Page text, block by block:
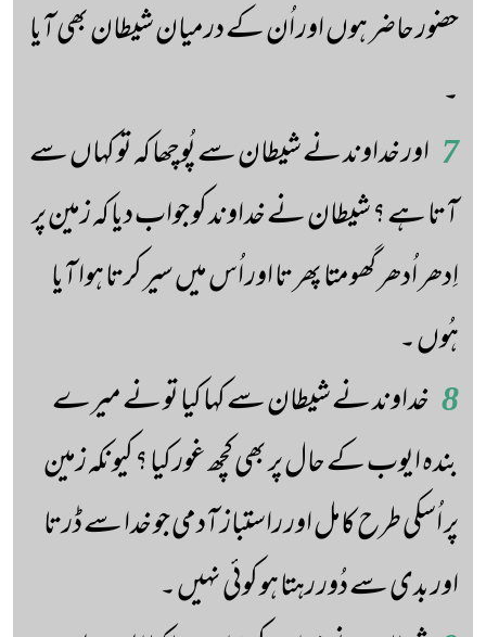
حضور حاضر ہوں اور اُن کے درمیان شیطان بھی آیا
اور خداوند نے شیطان سے پُوچھا کہ تو کہاں سے
آتا ہے ؟ شیطان نے خداوند کو جواب دیا کہ زمین پر
اِدھر اُدھر گھومتا پھر تا اور اُس میں سیر کرتا ہوا آیا
ہُوں ۔
خداوند نے شیطان سے کہا کیا تو نے میرے
بندہ ایوب کے حال پر بھی کچھ غور کیا ؟ کیونکہ زمین
پر اُسکی طرح کامل اور راستباز آدمی جو خدا سے ڈرتا
اور بدی سے دُور رہتا ہو کوئی نہیں ۔